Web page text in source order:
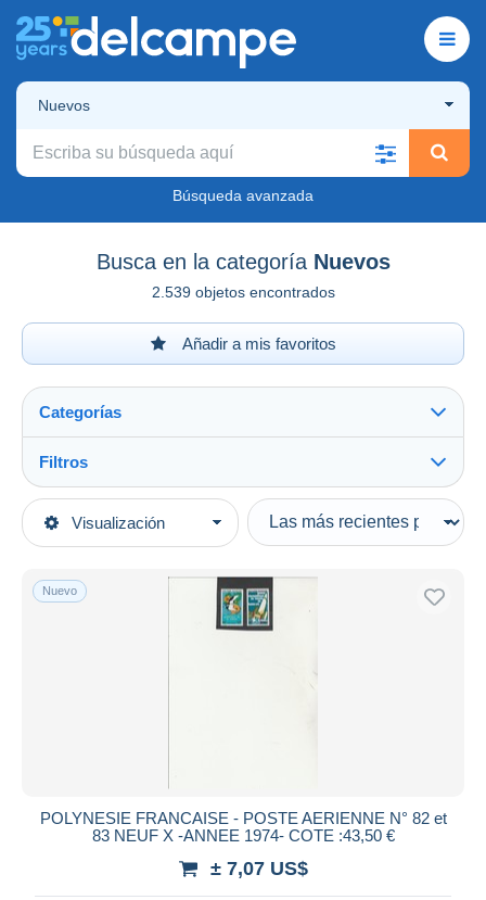
Nuevos
Búsqueda avanzada
Busca en la categoría Nuevos
2.539 objetos encontrados
Añadir a mis favoritos
Visualización
Categorías
Categorías principales
Oceanía
Filtros
Tipo de venta
Activas
Precios fijos
Subasta con ofertas
Subastas sin pujas
Cerrando dentro
Nuevo
POLYNESIE FRANCAISE - POSTE AERIENNE N° 82 et
83 NEUF X -ANNEE 1974- COTE :43,50 €
± 7,07 US$